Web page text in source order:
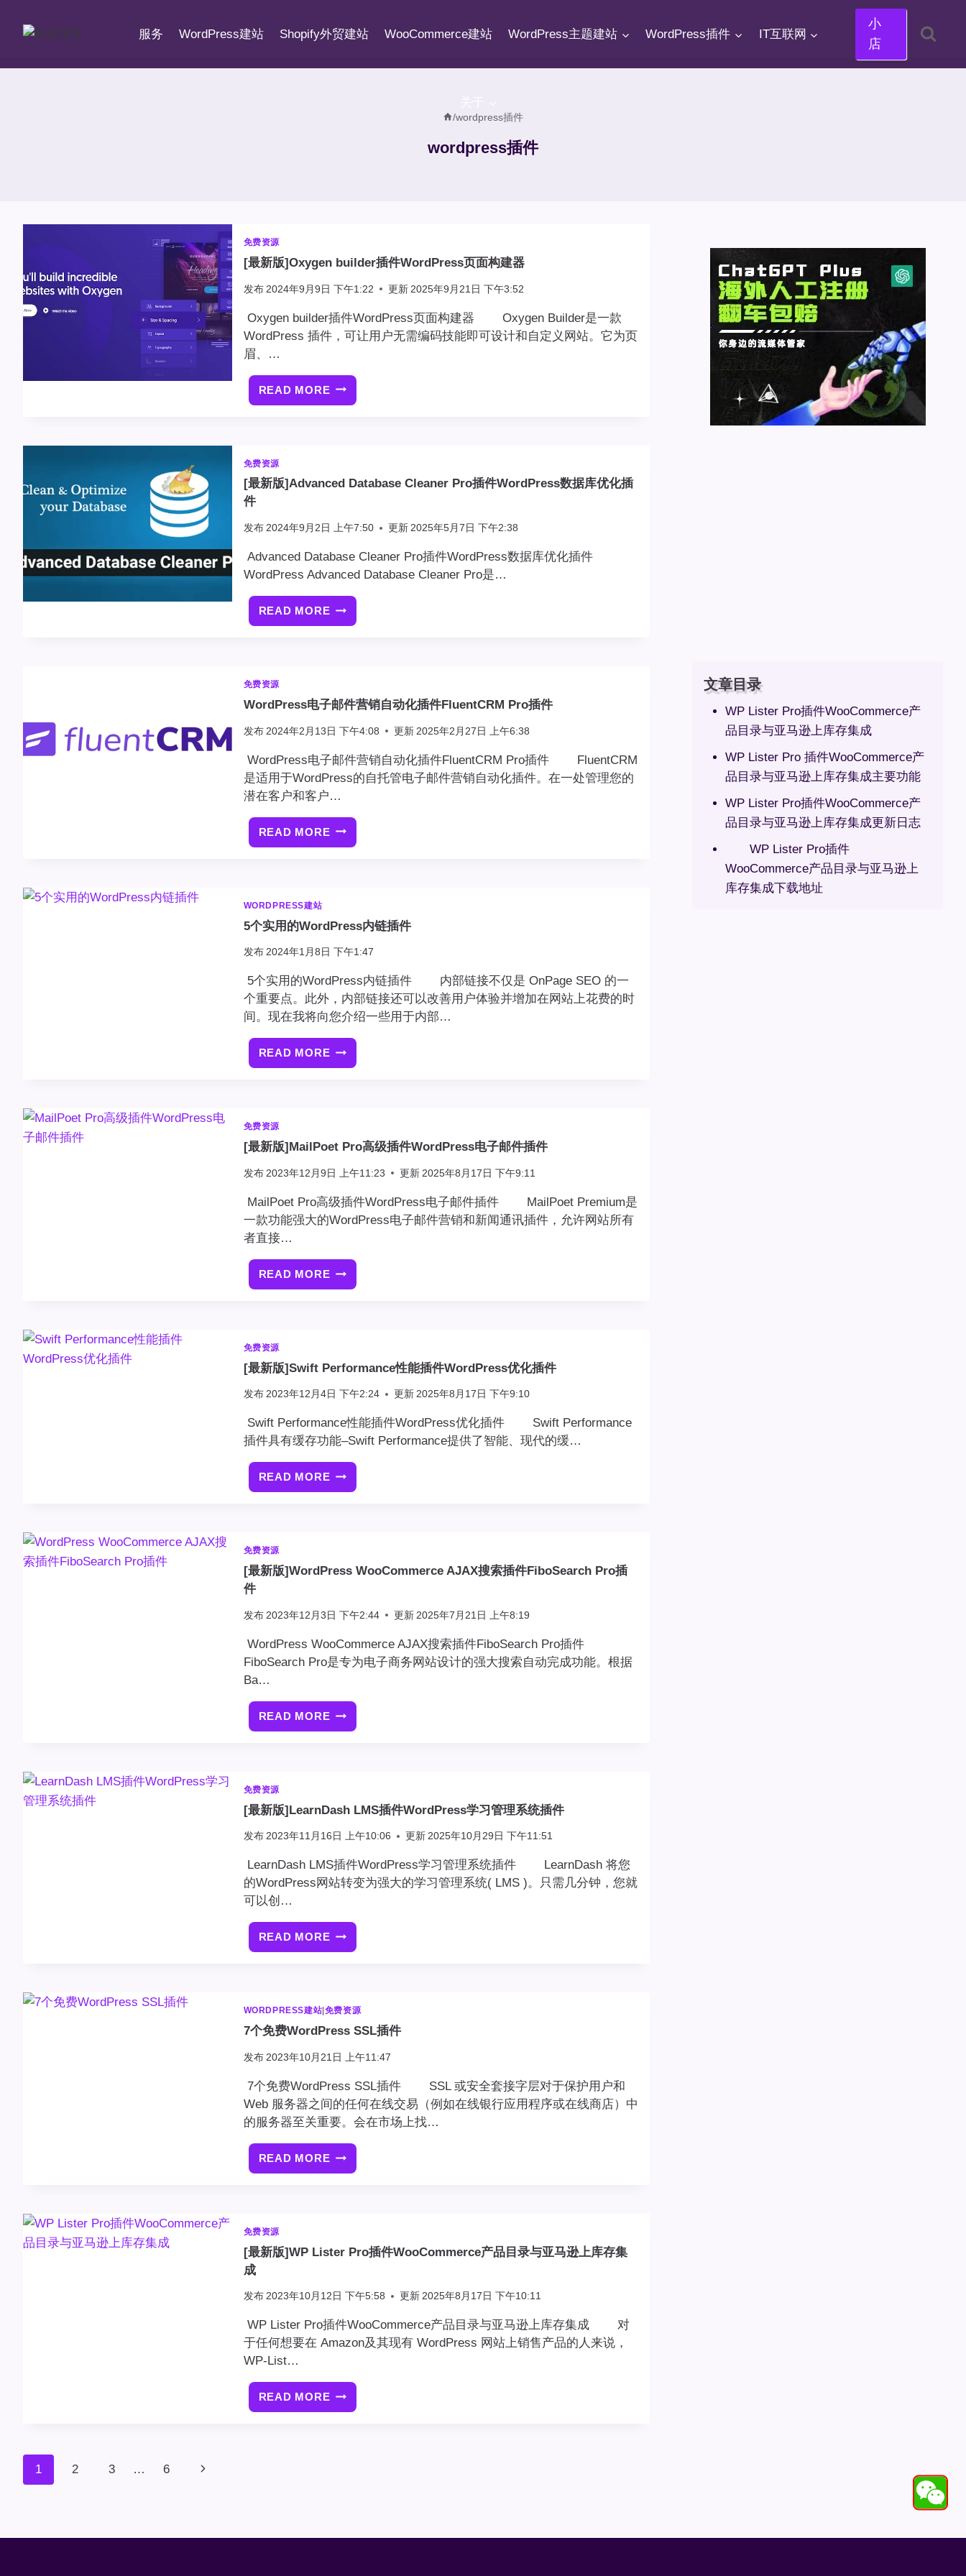
容
服务 WordPress建站 Shopify外贸建站 WooCommerce建站 WordPress主题建站 WordPress插件 IT互联网
小
店
/wordpress插件
wordpress插件
免费资源
[最新版]Oxygen builder插件WordPress页面构建器
发布 2024年9月9日 下午1:22 更新 2025年9月21日 下午3:52
Oxygen builder插件WordPress页面构建器 Oxygen Builder是一款
WordPress 插件，可让用户无需编码技能即可设计和自定义网站。它为页
眉、…
READ MORE [最
新
WORDPRESS
构
器
免费资源
[最新版]Advanced Database Cleaner Pro插件WordPress数据库优化插
件
发布 2024年9月2日 上午7:50 更新 2025年5月7日 下午2:38
Advanced Database Cleaner Pro插件WordPress数据库优化插件
WordPress Advanced Database Cleaner Pro是…
READ MORE [最
新
插
WORDPRESS
数
据
库
优
化
插
件
免费资源
WordPress电子邮件营销自动化插件FluentCRM Pro插件
发布 2024年2月13日 下午4:08 更新 2025年2月27日 上午6:38
WordPress电子邮件营销自动化插件FluentCRM Pro插件 FluentCRM
是适用于WordPress的自托管电子邮件营销自动化插件。在一处管理您的
潜在客户和客户…
READ MORE WORDPRESS
电
销
动
化
件
FLUENTCRM
PRO
插
件
WORDPRESS建站
5个实用的WordPress内链插件
发布 2024年1月8日 下午1:47
5个实用的WordPress内链插件 内部链接不仅是 OnPage SEO 的一
个重要点。此外，内部链接还可以改善用户体验并增加在网站上花费的时
间。现在我将向您介绍一些用于内部…
READ MORE 5
个
内
插
件
免费资源
[最新版]MailPoet Pro高级插件WordPress电子邮件插件
发布 2023年12月9日 上午11:23 更新 2025年8月17日 下午9:11
MailPoet Pro高级插件WordPress电子邮件插件 MailPoet Premium是
一款功能强大的WordPress电子邮件营销和新闻通讯插件，允许网站所有
者直接…
READ MORE [最
新
插
WORDPRESS
子
邮
件
插
件
免费资源
[最新版]Swift Performance性能插件WordPress优化插件
发布 2023年12月4日 下午2:24 更新 2025年8月17日 下午9:10
Swift Performance性能插件WordPress优化插件 Swift Performance
插件具有缓存功能–Swift Performance提供了智能、现代的缓…
READ MORE [最
新
插
优
插
件
免费资源
[最新版]WordPress WooCommerce AJAX搜索插件FiboSearch Pro插
件
发布 2023年12月3日 下午2:44 更新 2025年7月21日 上午8:19
WordPress WooCommerce AJAX搜索插件FiboSearch Pro插件
FiboSearch Pro是专为电子商务网站设计的强大搜索自动完成功能。根据
Ba…
READ MORE [最
新
索
件
FIBOSEARCH
PRO
插
免费资源
[最新版]LearnDash LMS插件WordPress学习管理系统插件
发布 2023年11月16日 上午10:06 更新 2025年10月29日 下午11:51
LearnDash LMS插件WordPress学习管理系统插件 LearnDash 将您
的WordPress网站转变为强大的学习管理系统( LMS )。只需几分钟，您就
可以创…
READ MORE [最
新
件
WORDPRESS
习
系
统
插
件
WORDPRESS建站 免费资源
7个免费WordPress SSL插件
发布 2023年10月21日 上午11:47
7个免费WordPress SSL插件 SSL 或安全套接字层对于保护用户和
Web 服务器之间的任何在线交易（例如在线银行应用程序或在线商店）中
的服务器至关重要。会在市场上找…
READ MORE 7
个
插
免费资源
[最新版]WP Lister Pro插件WooCommerce产品目录与亚马逊上库存集
成
发布 2023年10月12日 下午5:58 更新 2025年8月17日 下午10:11
WP Lister Pro插件WooCommerce产品目录与亚马逊上库存集成 对
于任何想要在 Amazon及其现有 WordPress 网站上销售产品的人来说，
WP-List…
READ MORE [最
新
品
页
面
1 2 3 … 6
下
文章目录
WP Lister Pro插件WooCommerce产
品目录与亚马逊上库存集成
WP Lister Pro 插件WooCommerce产
品目录与亚马逊上库存集成主要功能
WP Lister Pro插件WooCommerce产
品目录与亚马逊上库存集成更新日志
WP Lister Pro插件
WooCommerce产品目录与亚马逊上
库存集成下载地址